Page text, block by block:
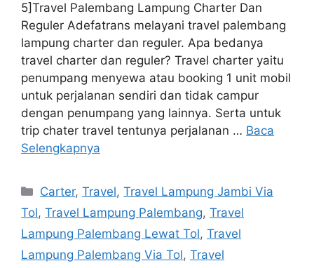
5]Travel Palembang Lampung Charter Dan
Reguler Adefatrans melayani travel palembang
lampung charter dan reguler. Apa bedanya
travel charter dan reguler? Travel charter yaitu
penumpang menyewa atau booking 1 unit mobil
untuk perjalanan sendiri dan tidak campur
dengan penumpang yang lainnya. Serta untuk
trip chater travel tentunya perjalanan … Baca
Selengkapnya
Kategori
Carter,Travel,Travel Lampung Jambi Via
Tol, Travel Lampung Palembang, Travel
Lampung Palembang Lewat Tol, Travel
Lampung Palembang Via Tol, Travel